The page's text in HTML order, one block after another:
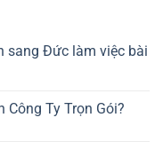
sang Đức làm việc bài
Công Ty Trọn Gói?